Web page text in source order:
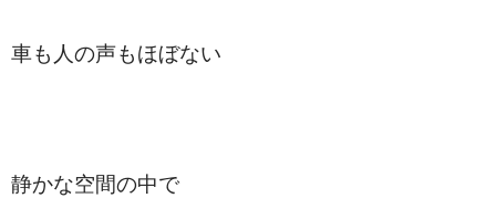
車も人の声もほぼない
静かな空間の中で